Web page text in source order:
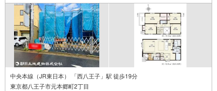
中央本線（JR東日本） 「西八王子」駅 徒歩19分
東京都八王子市元本郷町2丁目